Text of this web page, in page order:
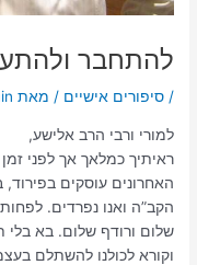
להתחבר
/סיפורים אישיים / מאת
למורי ורבי הרב אלישע,
ראיתיך כמלאך אך לפני
האחרונים עוסקים בפירוד,
הקב”ה ואנו נפרדים.
שלום ורודף שלום. בא
וקורא לכולנו להשתלם